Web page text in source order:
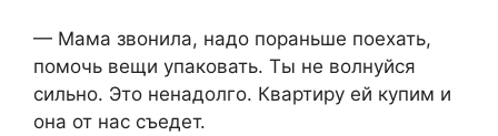
— Мама звонила, надо пораньше поехать,
помочь вещи упаковать. Ты не волнуйся
сильно. Это ненадолго. Квартиру ей купим и
она от нас съедет.